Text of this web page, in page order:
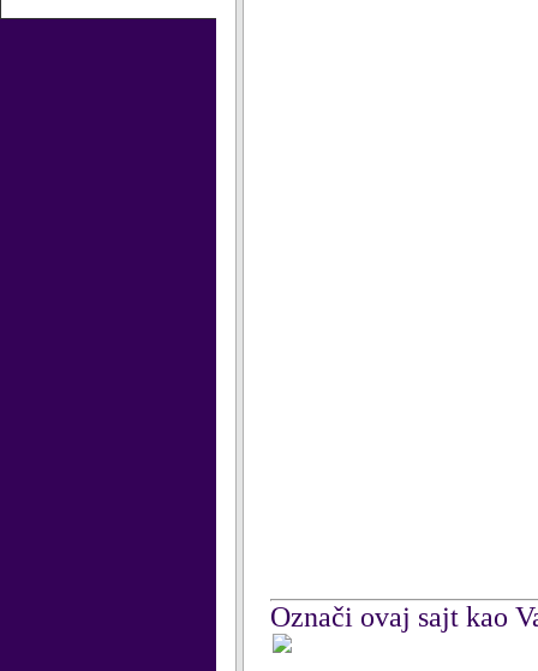
Označi ovaj sajt kao